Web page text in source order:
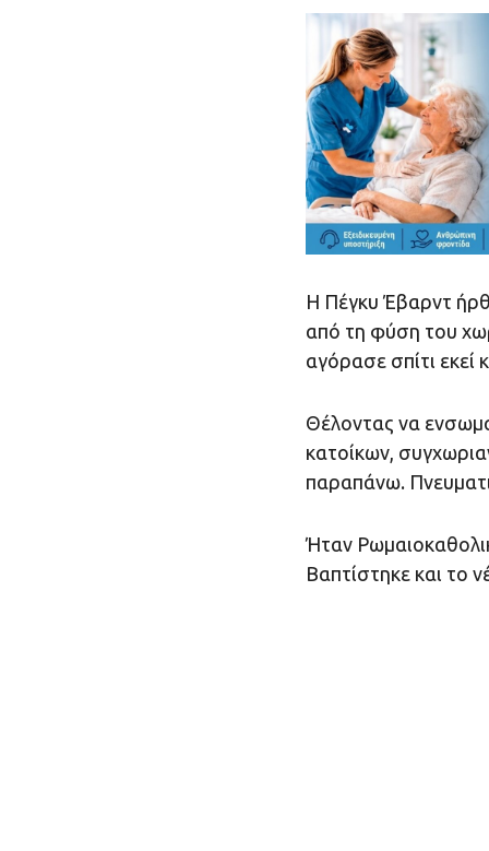
Η Πέγκυ Έβαρντ
από τη φύση του
αγόρασε σπίτι εκεί
Θέλοντας να
κατοίκων,
παραπάνω.
Ήταν
Βαπτίστηκε και το